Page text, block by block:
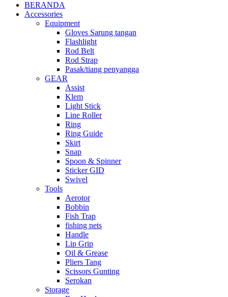
BERANDA
Accessories
Equipment
Gloves Sarung tangan
Flashlight
Rod Belt
Rod Strap
Pasak/tiang penyangga
GEAR
Assist
Klem
Light Stick
Line Roller
Ring
Ring Guide
Skirt
Snap
Spoon & Spinner
Sticker GID
Swivel
Tools
Aerotor
Bobbin
Fish Trap
fishing nets
Handle
Lip Grip
Oil & Grease
Pliers Tang
Scissors Gunting
Serokan
Storage